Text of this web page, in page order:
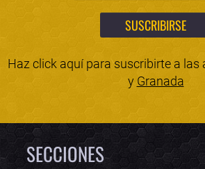
Haz click aquí para suscribirte a las
y Granada
SECCIONES